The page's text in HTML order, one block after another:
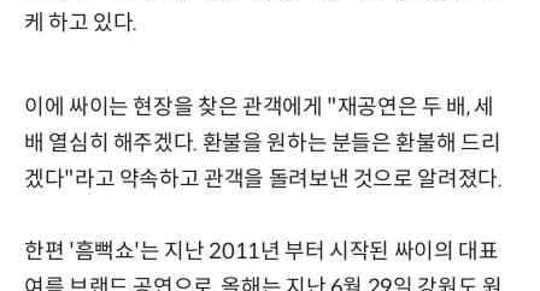
케 하고 있다.
이에 싸이는 현장을 찾은 관객에게 "재공연은 두 배, 세
배 열심히 해주겠다. 환불을 원하는 분들은 환불해 드리
겠다"라고 약속하고 관객을 돌려보낸 것으로 알려졌다.
한편 '흠뻑쇼'는 지난 2011년 부터 시작된 싸이의 대표